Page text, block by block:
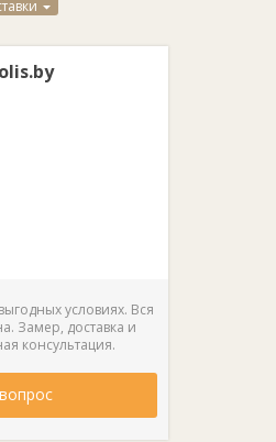
условиях. Вся
Замер, доставка и
консультация.